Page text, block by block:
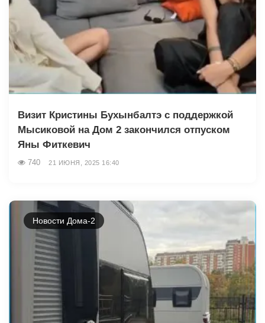
Визит Кристины Бухынбалтэ с поддержкой
Мысиковой на Дом 2 закончился отпуском
Яны Фиткевич
740 21 ИЮНЯ, 2025 16:40
Новости Дома-2